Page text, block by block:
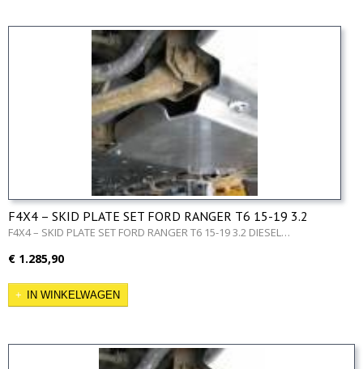
F4X4 – SKID PLATE SET FORD RANGER T6 15-19 3.2
DIESEL
F4X4 – SKID PLATE SET FORD RANGER T6 15-19 3.2 DIESEL…
€ 1.285,90
IN WINKELWAGEN